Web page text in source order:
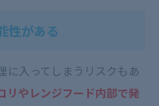
性がある
に入ってしまうリスクもあ
リやレンジフード内部で発